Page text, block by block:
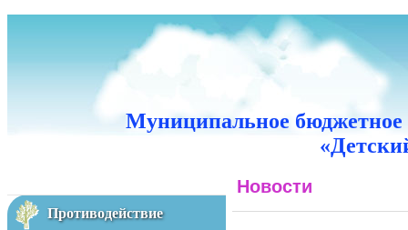
Муниципальное бюджетное
Противодействие
Новости